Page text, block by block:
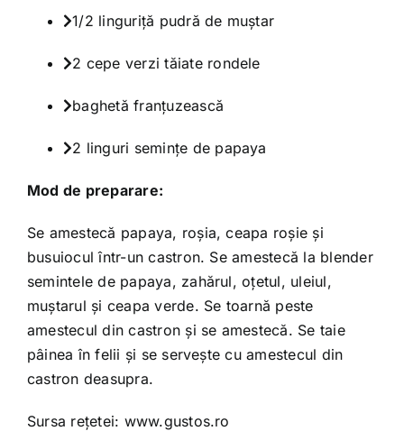
1/2 linguriţă pudră de muştar
2 cepe verzi tăiate rondele
baghetă franţuzească
2 linguri seminţe de papaya
Mod de preparare:
Se amestecă papaya, roşia, ceapa roşie şi
busuiocul într-un castron. Se amestecă la blender
semintele de papaya, zahărul, oţetul, uleiul,
muştarul şi ceapa verde. Se toarnă peste
amestecul din castron şi se amestecă. Se taie
pâinea în felii şi se serveşte cu amestecul din
castron deasupra.
Sursa reţetei: www.gustos.ro